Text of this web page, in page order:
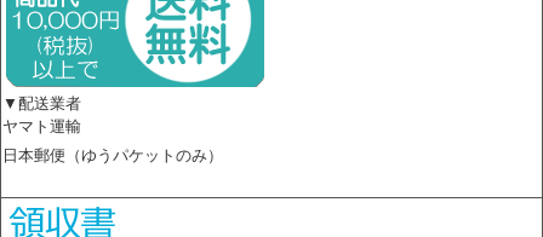
▼配送業者
ヤマト運輸
日本郵便（ゆうパケットのみ）